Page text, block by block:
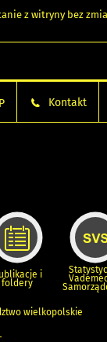
z witryny bez
Kontakt
i
foldery
wielkopolskie